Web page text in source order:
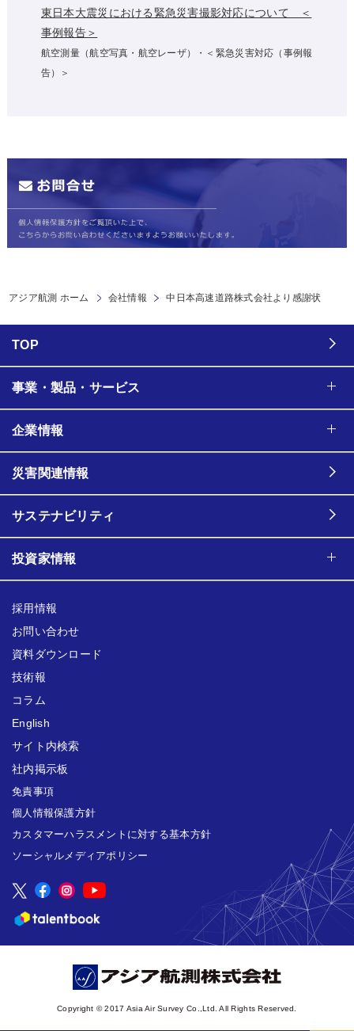
東日本大震災における緊急災害撮影対応について ＜
事例報告＞
航空測量（航空写真・航空レーザ）・＜緊急災害対応（事例報
告）＞
アジア航測 ホーム 会社情報 中日本高速道路株式会社より感謝状
TOP
事業・製品・サービス
企業情報
災害関連情報
サステナビリティ
投資家情報
採用情報
お問い合わせ
資料ダウンロード
技術報
コラム
English
サイト内検索
社内掲示板
免責事項
個人情報保護方針
カスタマーハラスメントに対する基本方針
ソーシャルメディアポリシー
Copyright © 2017 Asia Air Survey Co.,Ltd. All Rights Reserved.